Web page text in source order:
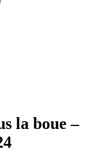
la boue –